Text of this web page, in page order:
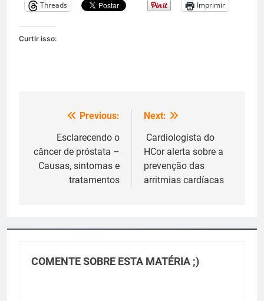
Threads
Imprimir
Curtir isso:
Navegação
Post
Previous:
Esclarecendo o
câncer de próstata –
Causas, sintomas e
tratamentos
Next:
Cardiologista do
HCor alerta sobre a
prevenção das
arritmias cardíacas
COMENTE SOBRE ESTA MATÉRIA ;)